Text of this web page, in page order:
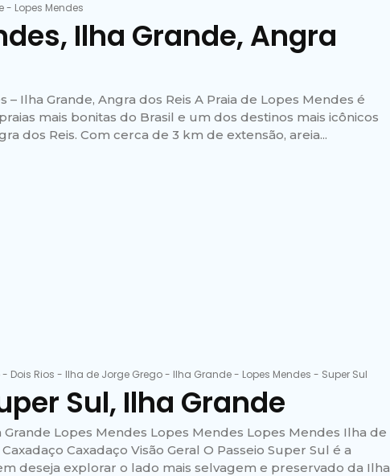
- Lopes Mendes
Ilha Grande, Angra
– Ilha Grande, Angra dos Reis A Praia de Lopes Mendes é
mais bonitas do Brasil e um dos destinos mais icônicos
dos Reis. Com cerca de 3 km de extensão, areia...
- Dois Rios - Ilha de Jorge Grego- Ilha Grande- Lopes Mendes - Super Sul
Sul, Ilha Grande
Grande Lopes Mendes Lopes Mendes Lopes Mendes Ilha de
Caxadaço Visão Geral O Passeio Super Sul é a
deseja explorar o lado mais selvagem e preservado da Ilha